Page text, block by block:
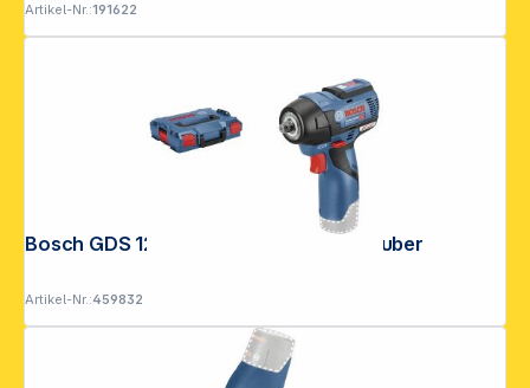
Artikel-Nr.:191622
Bosch GDS 12V-115 Akku-Schlagschrauber
Artikel-Nr.:459832